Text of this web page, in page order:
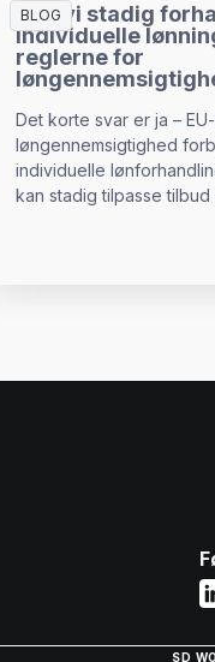
BLOG
Kan vi stadig
individuelle
reglerne for
Det korte svar er ja –
løngennemsigtighed
individuelle
kan stadig tilpasse
SD